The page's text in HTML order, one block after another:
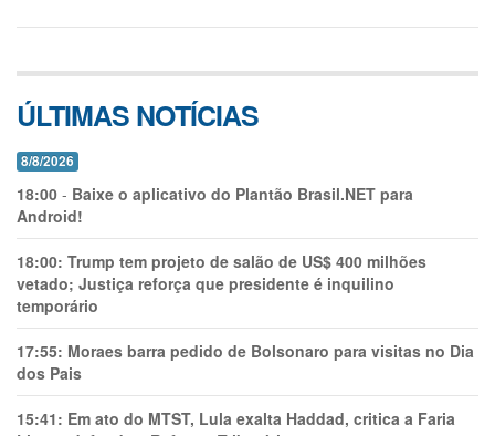
ÚLTIMAS NOTÍCIAS
8/8/2026
18:00 - Baixe o aplicativo do Plantão Brasil.NET para
Android!
18:00: Trump tem projeto de salão de US$ 400 milhões
vetado; Justiça reforça que presidente é inquilino
temporário
17:55: Moraes barra pedido de Bolsonaro para visitas no Dia
dos Pais
15:41: Em ato do MTST, Lula exalta Haddad, critica a Faria